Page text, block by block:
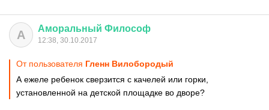
А Аморальный Философ
12:38, 30.10.2017
От пользователя Гленн Вилобородый
А ежеле ребенок сверзится с качелей или горки,
установленной на детской площадке во дворе?